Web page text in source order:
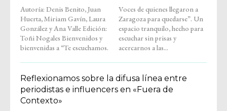
Autoría: Denis Benito, Juan
Huerta, Miriam Gavín, Laura
González y Ana Valle Edición:
Toñi Nogales Bienvenidos y
bienvenidas a “Te escuchamos.
Voces de quienes llegaron a
Zaragoza para quedarse”. Un
espacio tranquilo, hecho para
escuchar sin prisas y
acercarnos a las...
Reflexionamos sobre la difusa línea entre
periodistas e influencers en «Fuera de
Contexto»